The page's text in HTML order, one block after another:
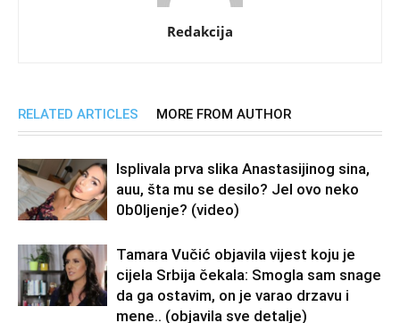
Redakcija
RELATED ARTICLES MORE FROM AUTHOR
Isplivala prva slika Anastasijinog sina,
auu, šta mu se desilo? Jel ovo neko
0b0Ijenje? (video)
Tamara Vučić objavila vijest koju je
cijela Srbija čekala: Smogla sam snage
da ga ostavim, on je varao drzavu i
mene.. (objavila sve detalje)